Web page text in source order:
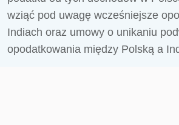
wziąć pod uwagę wcześniejsze
Indiach oraz umowy o unikaniu
opodatkowania między Polską a